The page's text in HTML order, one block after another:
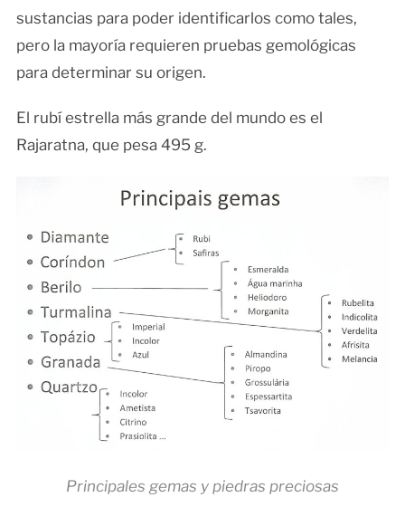
sustancias para poder identificarlos como tales,
pero la mayoría requieren pruebas gemológicas
para determinar su origen.
El rubí estrella más grande del mundo es el
Rajaratna, que pesa 495 g.
Principales gemas y piedras preciosas